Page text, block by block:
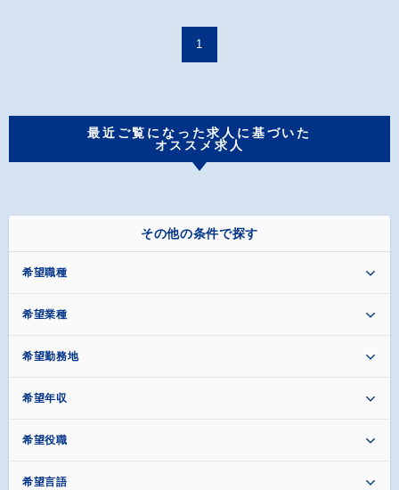
1
最近ご覧になった求人に基づいた
オススメ求人
その他の条件で探す
希望職種
希望業種
希望勤務地
希望年収
希望役職
希望言語